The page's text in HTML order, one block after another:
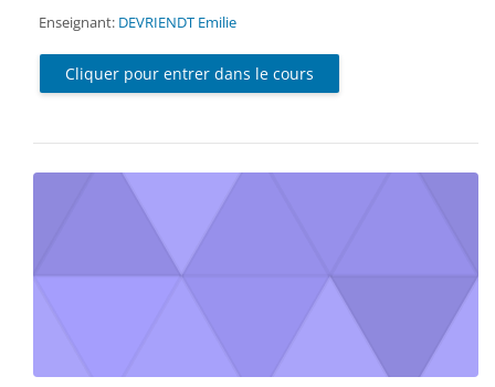
Enseignant: DEVRIENDT Emilie
Cliquer pour entrer dans le cours